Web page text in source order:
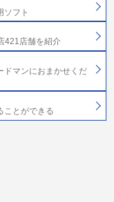
ソフト
421店舗を紹介
ドマンにおまかせくだ
ことができる